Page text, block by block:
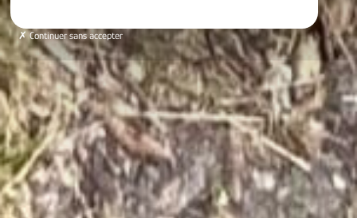
Continuer sans accepter